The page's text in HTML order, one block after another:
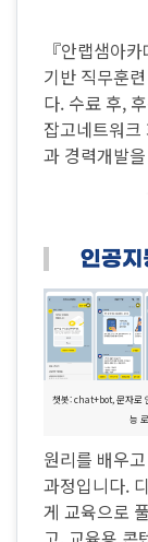
『안랩샘아
기반 직무훈
다. 수료 후,
잡고네트워
과 경력개발
챗봇: chat+bot, 문자로
능
원리를 배우
과정입니다.
게 교육으로